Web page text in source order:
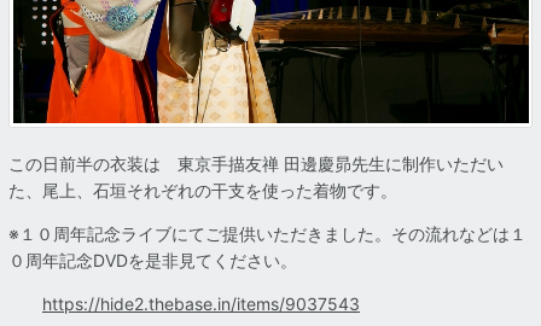
この日前半の衣装は 東京手描友禅 田邊慶昴先生に制作いただい
た、尾上、石垣それぞれの干支を使った着物です。
※１０周年記念ライブにてご提供いただきました。その流れなどは１
０周年記念DVDを是非見てください。
https://hide2.thebase.in/items/9037543